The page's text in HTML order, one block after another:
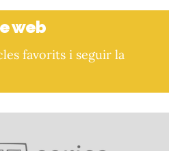
web
favorits i seguir la